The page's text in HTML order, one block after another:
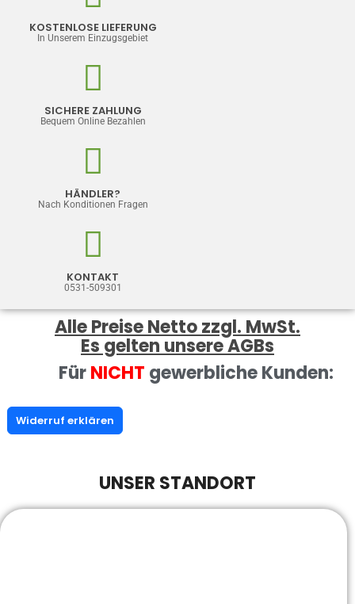
KOSTENLOSE LIEFERUNG
In Unserem Einzugsgebiet
SICHERE ZAHLUNG
Bequem Online Bezahlen
HÄNDLER?
Nach Konditionen Fragen
KONTAKT
0531-509301
Alle Preise Netto zzgl. MwSt.
Es gelten unsere AGBs
FürNICHT gewerbliche Kunden:
Widerruf erklären
UNSER STANDORT